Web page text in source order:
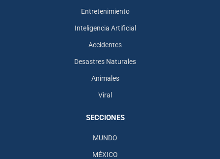
Entretenimiento
Inteligencia Artificial
Accidentes
Desastres Naturales
Animales
Viral
SECCIONES
MUNDO
MÉXICO